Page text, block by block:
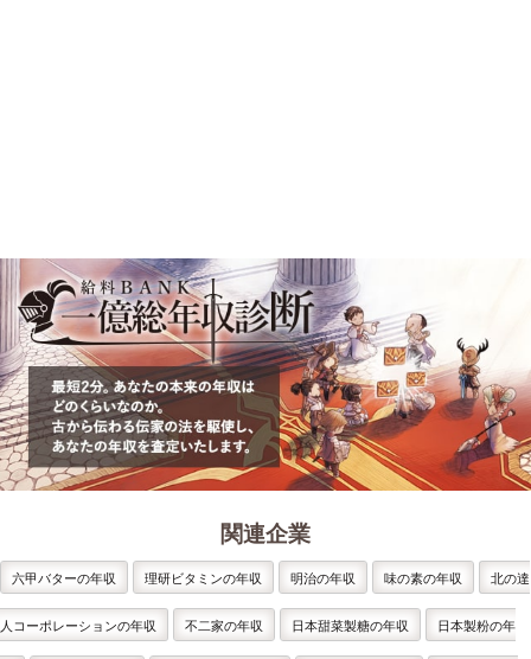
関連企業
六甲バターの年収 理研ビタミンの年収 明治の年収 味の素の年収 北の達
人コーポレーションの年収 不二家の年収 日本甜菜製糖の年収 日本製粉の年